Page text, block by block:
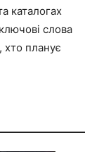
каталогах
слова
хто планує